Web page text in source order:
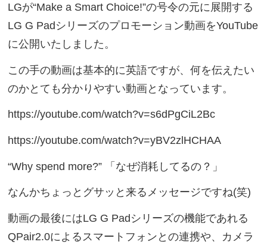
LGが“Make a Smart Choice!”の号令の元に展開する
LG G Padシリーズのプロモーション動画をYouTube
に公開いたしました。
この手の動画は基本的に英語ですが、何を伝えたい
のかとても分かりやすい動画となっています。
https://youtube.com/watch?v=s6dPgCiL2Bc
https://youtube.com/watch?v=yBV2zlHCHAA
“Why spend more?” 「なぜ消耗してるの？」
なんかちょっとグサッと来るメッセージですね(笑)
動画の最後にはLG G Padシリーズの機能であれる
QPair2.0によるスマートフォンとの連携や、カメラ